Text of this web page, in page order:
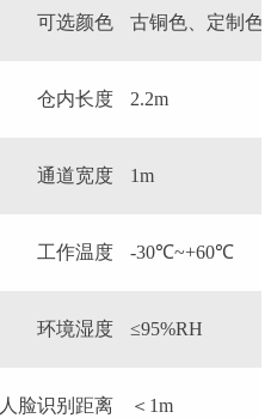
可选颜色 古铜色、定制色
仓内长度 2.2m
通道宽度 1m
工作温度 -30℃~+60℃
环境湿度 ≤95%RH
人脸识别距离 ＜1m